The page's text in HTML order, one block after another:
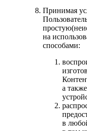
Принимая
на
способами:
а
в